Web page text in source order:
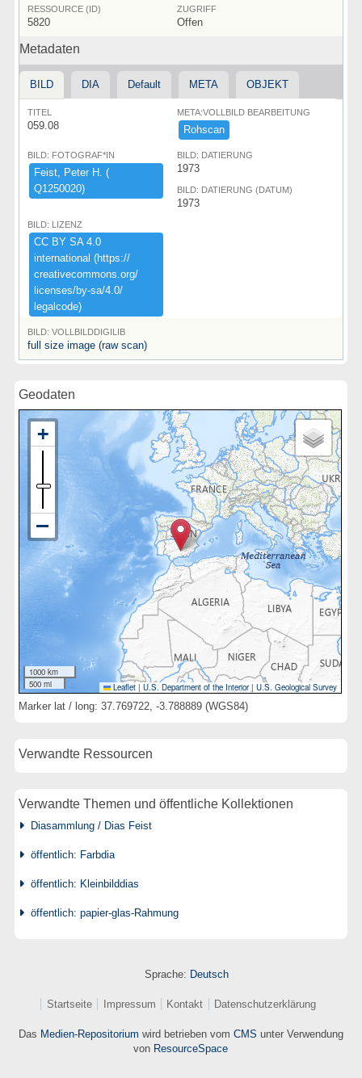
RESSOURCE (ID)
5820
ZUGRIFF
Offen
Metadaten
BILD DIA Default META OBJEKT
TITEL
059.08
META:VOLLBILD BEARBEITUNG
Rohscan
BILD: FOTOGRAF*IN
Feist,​ ​Peter ​H.​ ​(​
Q1250020)​
BILD: DATIERUNG
1973
BILD: DATIERUNG (DATUM)
1973
BILD: LIZENZ
CC ​BY ​SA ​4.​0 ​
international ​(​https:​/​/​
creativecommons.​org/​
licenses/​by-​sa/​4.​0/​
legalcode)​
BILD: VOLLBILDDIGILIB
full size image (raw scan)
Geodaten
1000 km
500 mi
Leaflet | U.S. Department of the Interior|U.S. Geological Survey
Marker lat / long: 37.769722, -3.788889 (WGS84)
Verwandte Ressourcen
Verwandte Themen und öffentliche Kollektionen
Diasammlung / Dias Feist
öffentlich: Farbdia
öffentlich: Kleinbilddias
öffentlich: papier-glas-Rahmung
Sprache: Deutsch
Startseite Impressum Kontakt Datenschutzerklärung
Das Medien-Repositorium wird betrieben vom CMS unter Verwendung
von ResourceSpace